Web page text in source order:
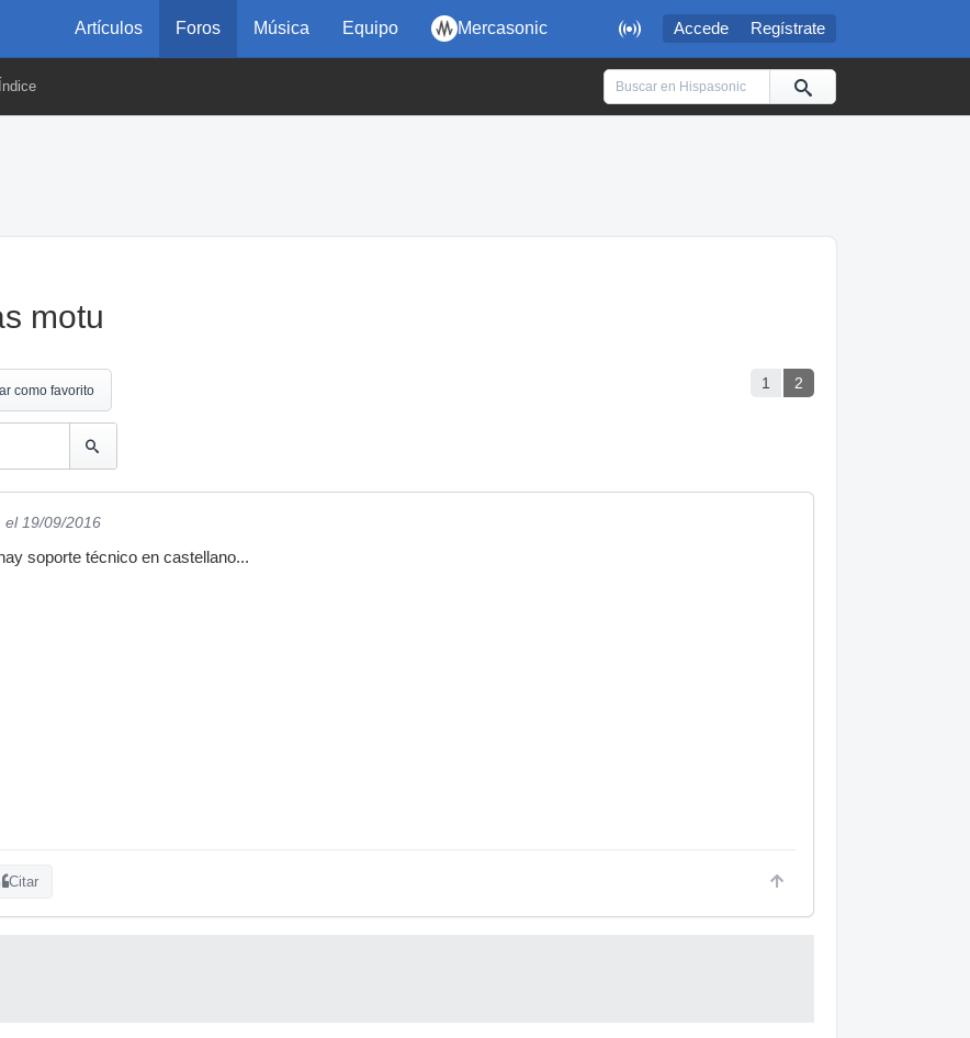
 Accede Regístrate
Artículos Foros Música Equipo Mercasonic
Índice
motu
1 2
como favorito
el 19/09/2016
soporte técnico en castellano...
Citar